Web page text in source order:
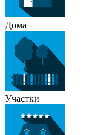
Дома
Участки